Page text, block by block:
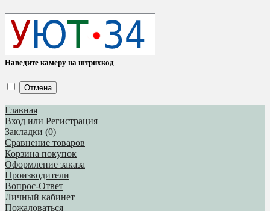
Наведите камеру на штрихкод
Отмена
Главная
Вход или Регистрация
Закладки (0)
Сравнение товаров
Корзина покупок
Оформление заказа
Производители
Вопрос-Ответ
Личный кабинет
Пожаловаться